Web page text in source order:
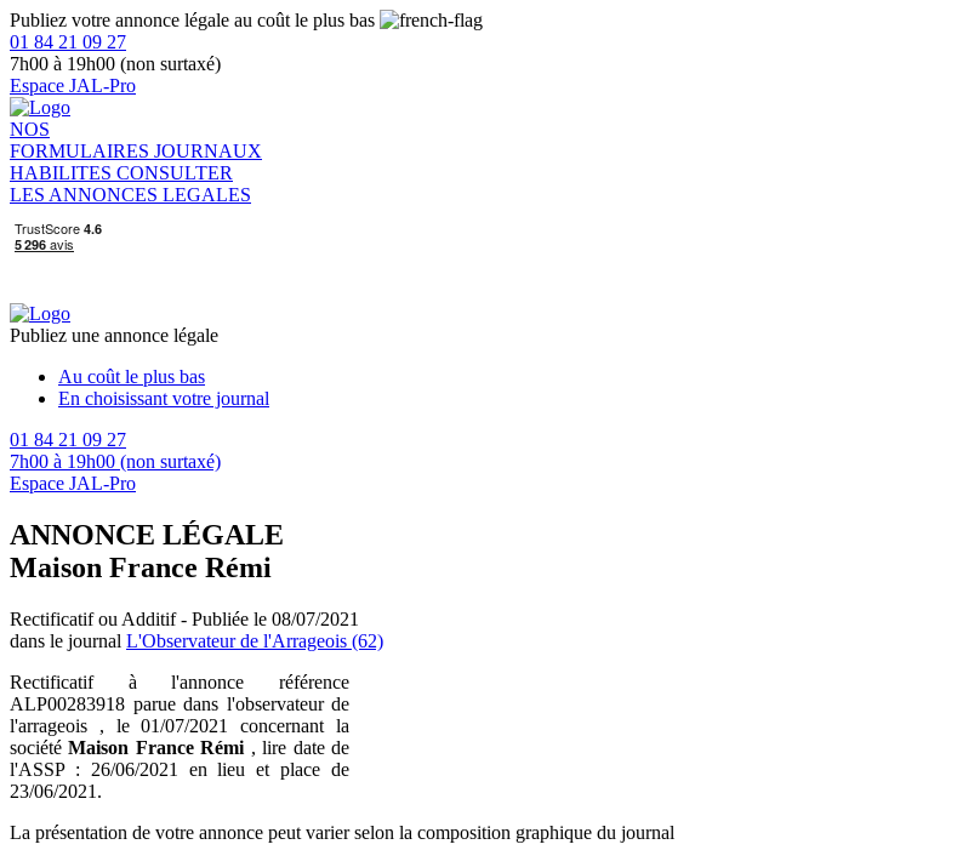
Publiez votre annonce légale au coût le plus bas
01 84 21 09 27
7h00 à 19h00 (non surtaxé)
Espace JAL-Pro
NOS
FORMULAIRES JOURNAUX
HABILITES CONSULTER
LES ANNONCES LEGALES
Publiez une annonce légale
Au coût le plus bas
En choisissant votre journal
01 84 21 09 27
7h00 à 19h00 (non surtaxé)
Espace JAL-Pro
ANNONCE LÉGALE
Maison France Rémi
Rectificatif ou Additif - Publiée le 08/07/2021
dans le journal L'Observateur de l'Arrageois (62)
Rectificatif à l'annonce référence
ALP00283918 parue dans l'observateur de
l'arrageois , le 01/07/2021 concernant la
sociétéMaison France Rémi , lire date de
l'ASSP : 26/06/2021 en lieu et place de
23/06/2021.
La présentation de votre annonce peut varier selon la composition graphique du journal